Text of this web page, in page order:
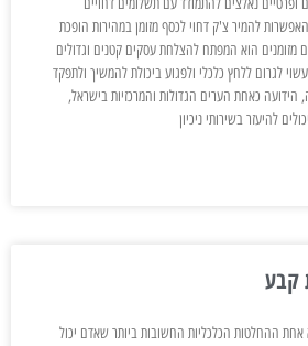
ופרטיים נאלצים להתמודד עם תשלומים דחויים
האפשרות להמיר צ'ק דחוי לכסף מזומן במהירות הופכת
מזומנים הוא המפתח להצלחת עסקים קטנים וגדולים
לגרום ללחץ כלכלי ולפגוע ביכולת להמשיך ולתפקד
כאחת הערים הגדולות והמרכזיות בישראל,
להיעזר בשירותי ניכיון
קבע
ההחלטות הכלכליות החשובות ביותר שאדם יכול